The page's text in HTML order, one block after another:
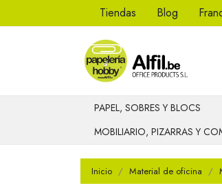
Tiendas Blog
PAPEL, SOBRES Y BLOCS
MOBILIARIO, PIZARRAS Y
Inicio Material de oficina